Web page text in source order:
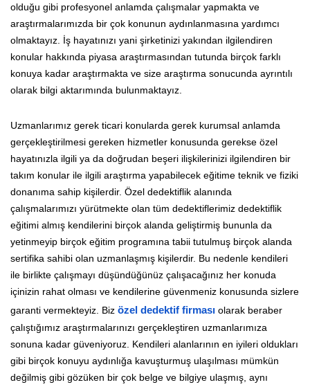
olduğu gibi profesyonel anlamda çalışmalar yapmakta ve
araştırmalarımızda bir çok konunun aydınlanmasına yardımcı
olmaktayız. İş hayatınızı yani şirketinizi yakından ilgilendiren
konular hakkında piyasa araştırmasından tutunda birçok farklı
konuya kadar araştırmakta ve size araştırma sonucunda ayrıntılı
olarak bilgi aktarımında bulunmaktayız.
Uzmanlarımız gerek ticari konularda gerek kurumsal anlamda
gerçekleştirilmesi gereken hizmetler konusunda gerekse özel
hayatınızla ilgili ya da doğrudan beşeri ilişkilerinizi ilgilendiren bir
takım konular ile ilgili araştırma yapabilecek eğitime teknik ve fiziki
donanıma sahip kişilerdir. Özel dedektiflik alanında
çalışmalarımızı yürütmekte olan tüm dedektiflerimiz dedektiflik
eğitimi almış kendilerini birçok alanda geliştirmiş bununla da
yetinmeyip birçok eğitim programına tabii tutulmuş birçok alanda
sertifika sahibi olan uzmanlaşmış kişilerdir. Bu nedenle kendileri
ile birlikte çalışmayı düşündüğünüz çalışacağınız her konuda
içinizin rahat olması ve kendilerine güvenmeniz konusunda sizlere
garanti vermekteyiz. Biz özel dedektif firması olarak beraber
çalıştığımız araştırmalarınızı gerçekleştiren uzmanlarımıza
sonuna kadar güveniyoruz. Kendileri alanlarının en iyileri oldukları
gibi birçok konuyu aydınlığa kavuşturmuş ulaşılması mümkün
değilmiş gibi gözüken bir çok belge ve bilgiye ulaşmış, aynı